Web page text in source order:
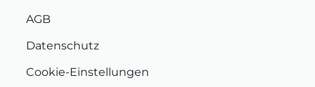
AGB
Datenschutz
Cookie-Einstellungen